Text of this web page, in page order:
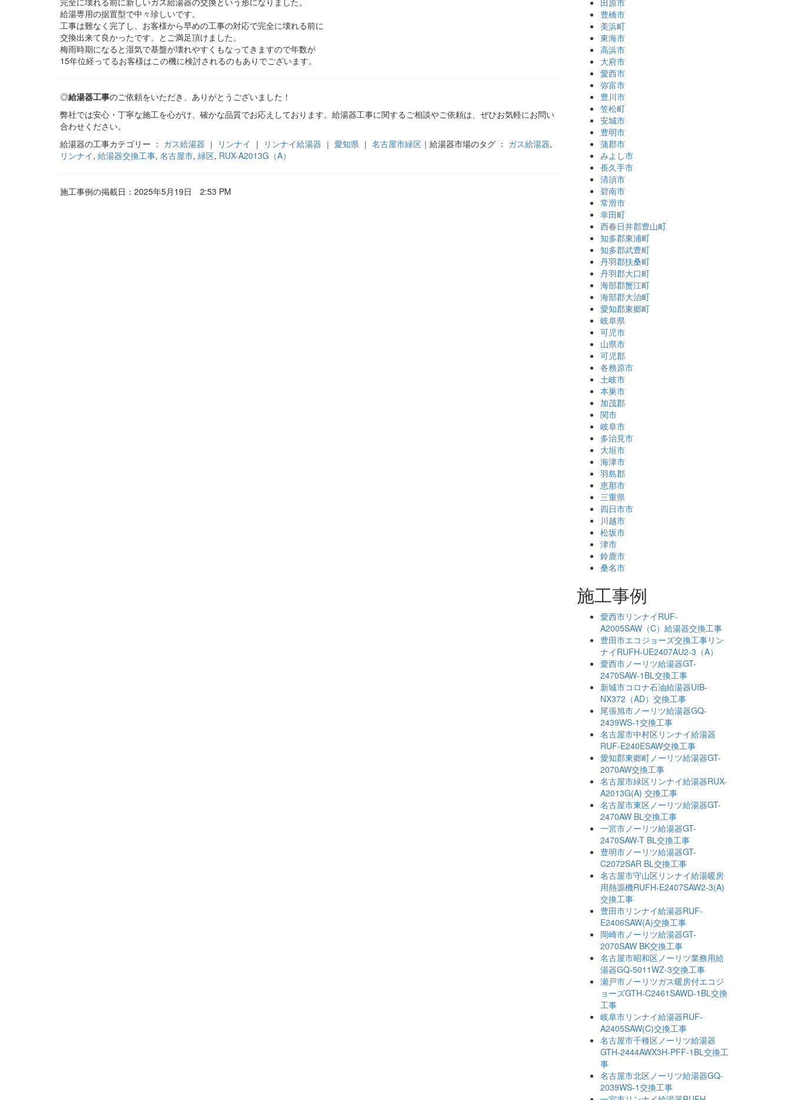
給湯専用の据置型で中々珍しいです。
工事は難なく完了し、お客様から早めの工事の対応で完全に壊れる前に
交換出来て良かったです。とご満足頂けました。
梅雨時期になると湿気で基盤が壊れやすくもなってきますので年数が
15年位経ってるお客様はこの機に検討されるのもありでございます。
◎給湯器工事のご依頼をいただき、ありがとうございました！
弊社では安心・丁寧な施工を心がけ、確かな品質でお応えしております。給湯器工事に関するご相談やご依頼は、ぜひお気軽にお問い
合わせください。
給湯器の工事カテゴリー ： ガス給湯器 ｜ リンナイ ｜ リンナイ給湯器 ｜ 愛知県 ｜ 名古屋市緑区 ｜給湯器市場のタグ ： ガス給湯器,
リンナイ, 給湯器交換工事, 名古屋市, 緑区, RUX-A2013G（A）
施工事例の掲載日：2025年5月19日 2:53 PM
田原市
豊橋市
美浜町
東海市
高浜市
大府市
愛西市
弥富市
豊川市
笠松町
安城市
豊明市
蒲郡市
みよし市
長久手市
清須市
碧南市
常滑市
幸田町
西春日井郡豊山町
知多郡東浦町
知多郡武豊町
丹羽郡扶桑町
丹羽郡大口町
海部郡蟹江町
海部郡大治町
愛知郡東郷町
岐阜県
可児市
山県市
可児郡
各務原市
土岐市
本巣市
加茂郡
関市
岐阜市
多治見市
大垣市
海津市
羽島郡
恵那市
三重県
四日市市
川越市
松坂市
津市
鈴鹿市
桑名市
施工事例
愛西市リンナイRUF-
A2005SAW（C）給湯器交換工事
豊田市エコジョーズ交換工事リン
ナイRUFH-UE2407AU2-3（A）
愛西市ノーリツ給湯器GT-
2470SAW-1BL交換工事
新城市コロナ石油給湯器UIB-
NX372（AD）交換工事
尾張旭市ノーリツ給湯器GQ-
2439WS-1交換工事
名古屋市中村区リンナイ給湯器
RUF-E240ESAW交換工事
愛知郡東郷町ノーリツ給湯器GT-
2070AW交換工事
名古屋市緑区リンナイ給湯器RUX-
A2013G(A) 交換工事
名古屋市東区ノーリツ給湯器GT-
2470AW BL交換工事
一宮市ノーリツ給湯器GT-
2470SAW-T BL交換工事
豊明市ノーリツ給湯器GT-
C2072SAR BL交換工事
名古屋市守山区リンナイ給湯暖房
用熱源機RUFH-E2407SAW2-3(A)
交換工事
豊田市リンナイ給湯器RUF-
E2406SAW(A)交換工事
岡崎市ノーリツ給湯器GT-
2070SAW BK交換工事
名古屋市昭和区ノーリツ業務用給
湯器GQ-5011WZ-3交換工事
瀬戸市ノーリツガス暖房付エコジ
ョーズGTH-C2461SAWD-1BL交換
工事
岐阜市リンナイ給湯器RUF-
A2405SAW(C)交換工事
名古屋市千種区ノーリツ給湯器
GTH-2444AWX3H-PFF-1BL交換工
事
名古屋市北区ノーリツ給湯器GQ-
2039WS-1交換工事